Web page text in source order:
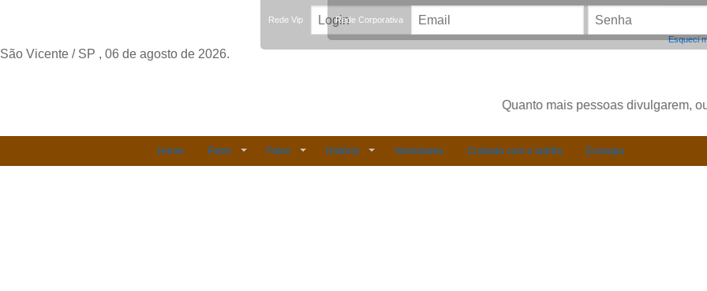
Rede Vip
Esqueci
Rede Corporativa
São Vicente / SP , 06 de agosto de 2026.
Quanto mais pessoas divulgarem,
Home Fotos Fatos História Variedades Cuidado com o ladrão Ecologia